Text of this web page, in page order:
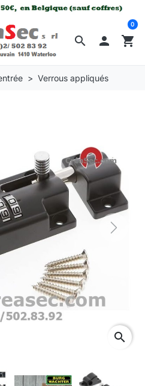
search  shopping_cart
0
Verrous appliqués
Next
search